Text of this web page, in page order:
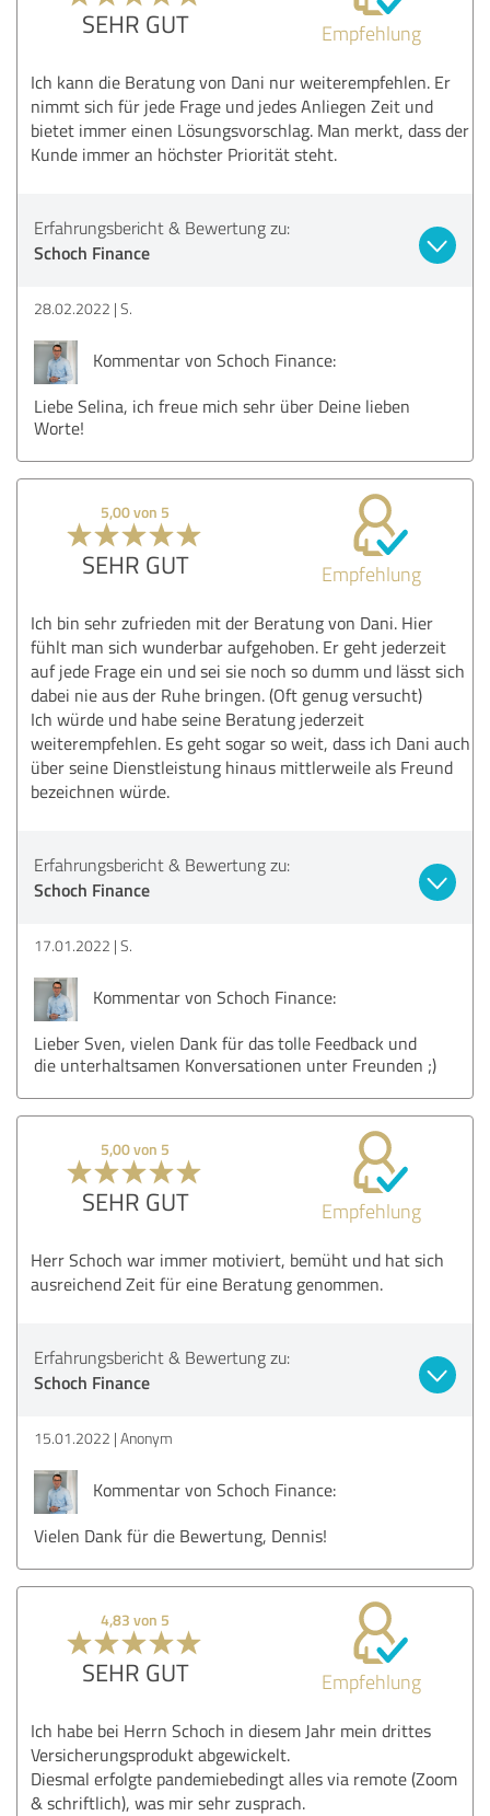
SEHR GUT Empfehlung
Ich kann die Beratung von Dani nur weiterempfehlen. Er
nimmt sich für jede Frage und jedes Anliegen Zeit und
bietet immer einen Lösungsvorschlag. Man merkt, dass der
Kunde immer an höchster Priorität steht.
Erfahrungsbericht & Bewertung zu:
Schoch Finance
28.02.2022 S.
Kommentar von Schoch Finance:
Liebe Selina, ich freue mich sehr über Deine lieben
Worte!
5,00 von 5
SEHR GUT Empfehlung
Ich bin sehr zufrieden mit der Beratung von Dani. Hier
fühlt man sich wunderbar aufgehoben. Er geht jederzeit
auf jede Frage ein und sei sie noch so dumm und lässt sich
dabei nie aus der Ruhe bringen. (Oft genug versucht)
Ich würde und habe seine Beratung jederzeit
weiterempfehlen. Es geht sogar so weit, dass ich Dani auch
über seine Dienstleistung hinaus mittlerweile als Freund
bezeichnen würde.
Erfahrungsbericht & Bewertung zu:
Schoch Finance
17.01.2022 S.
Kommentar von Schoch Finance:
Lieber Sven, vielen Dank für das tolle Feedback und
die unterhaltsamen Konversationen unter Freunden ;)
5,00 von 5
SEHR GUT Empfehlung
Herr Schoch war immer motiviert, bemüht und hat sich
ausreichend Zeit für eine Beratung genommen.
Erfahrungsbericht & Bewertung zu:
Schoch Finance
15.01.2022 Anonym
Kommentar von Schoch Finance:
Vielen Dank für die Bewertung, Dennis!
4,83 von 5
SEHR GUT Empfehlung
Ich habe bei Herrn Schoch in diesem Jahr mein drittes
Versicherungsprodukt abgewickelt.
Diesmal erfolgte pandemiebedingt alles via remote (Zoom
& schriftlich), was mir sehr zusprach.